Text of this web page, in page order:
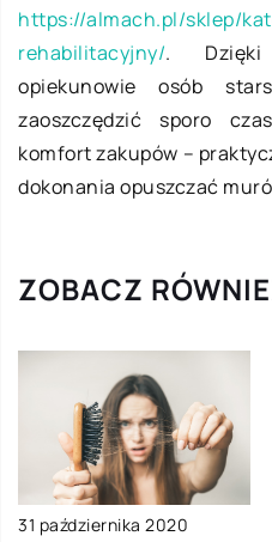
https://almach.pl/sklep/
rehabilitacyjny/. Dzięki
opiekunowie osób
zaoszczędzić sporo
komfort zakupów –
dokonania opuszczać
ZOBACZ
31 października 2020